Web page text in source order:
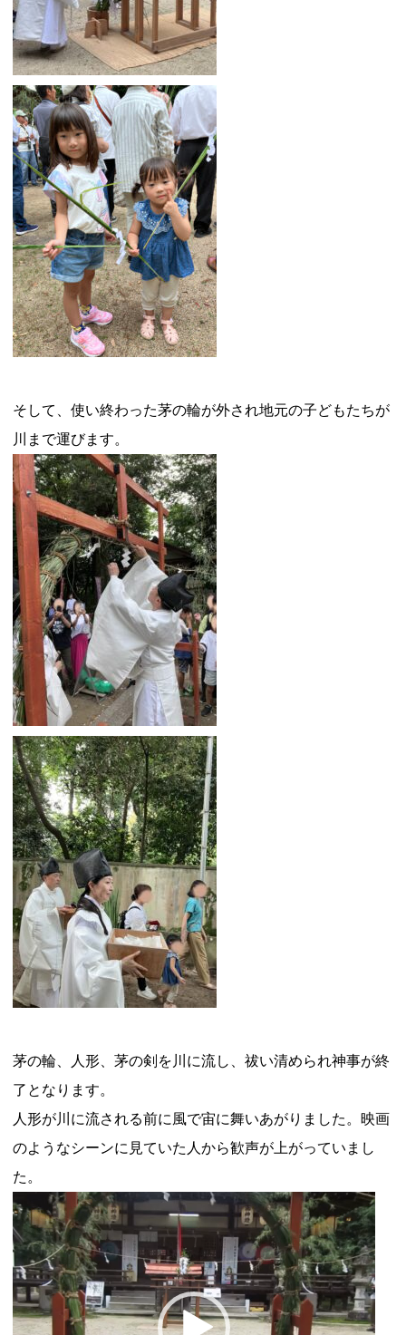
そして、使い終わった茅の輪が外され地元の子どもたちが
川まで運びます。
茅の輪、人形、茅の剣を川に流し、祓い清められ神事が終
了となります。
人形が川に流される前に風で宙に舞いあがりました。映画
のようなシーンに見ていた人から歓声が上がっていまし
た。
動
画
プ
レ
ー